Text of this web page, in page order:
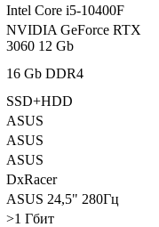
Intel Core i5-10400F
NVIDIA GeForce RTX
3060 12 Gb
16 Gb DDR4
SSD+HDD
ASUS
ASUS
ASUS
DxRacer
ASUS 24,5" 280Гц
>1 Гбит